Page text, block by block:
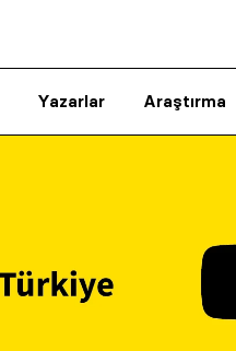
Yazarlar Araştırma